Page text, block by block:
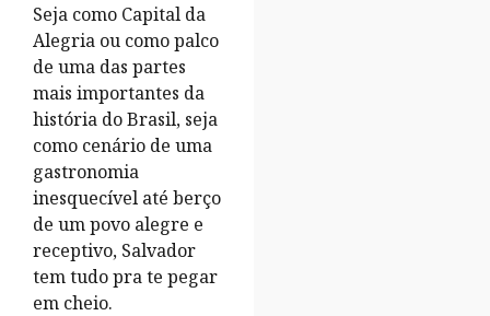
Seja como Capital da
Alegria ou como palco
de uma das partes
mais importantes da
história do Brasil, seja
como cenário de uma
gastronomia
inesquecível até berço
de um povo alegre e
receptivo, Salvador
tem tudo pra te pegar
em cheio.